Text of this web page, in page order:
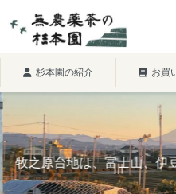
杉本園の紹介 お買
牧之原台地は、富士山、伊